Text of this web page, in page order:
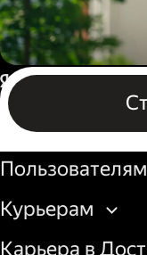
Пеший
Бизнесу
Пользователям
Курьерам
Карьера в